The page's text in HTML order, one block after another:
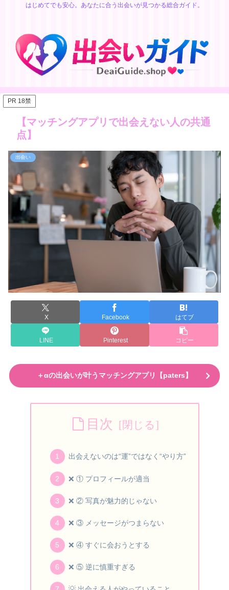
はじめてでも安心。あなたに合う出会いが見つかる総合ガイド。
PR 18禁
【マッチングアプリで出会えない人の共通
点】
出会い
X Facebook はてブ
LINE Pinterest コピー
＋αの出会いが叶うマッチングアプリ【paters】
目次
出会えないのは“運”ではなく“やり方”
❌ ① プロフィールが適当
❌ ② 写真が魅力的じゃない
❌ ③ メッセージがつまらない
❌ ④ すぐに会おうとする
❌ ⑤ 逆に慎重すぎる